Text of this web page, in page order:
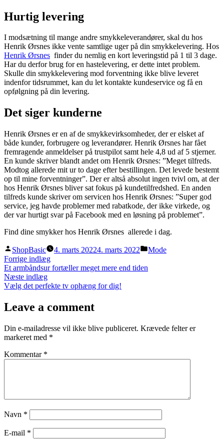
Hurtig levering
I modsætning til mange andre smykkeleverandører, skal du hos
Henrik Ørsnes ikke vente samtlige uger på din smykkelevering. Hos
Henrik Ørsnes finder du nemlig en kort leveringstid på 1 til 3 dage.
Har du derfor brug for en hastelevering, er dette intet problem.
Skulle din smykkelevering mod forventning ikke blive leveret
indenfor tidsrummet, kan du let kontakte kundeservice og få en
opfølgning på din levering.
Det siger kunderne
Henrik Ørsnes er en af de smykkevirksomheder, der er elsket af
både kunder, forbrugere og leverandører. Henrik Ørsnes har fået
fremragende anmeldelser på trustpilot samt hele 4,8 ud af 5 stjerner.
En kunde skriver blandt andet om Henrik Ørsnes: ”Meget tilfreds.
Modtog allerede mit ur to dage efter bestillingen. Det levede bestemt
op til mine forventninger”. Der er altså absolut ingen tvivl om, at der
hos Henrik Ørsnes bliver sat fokus på kundetilfredshed. En anden
tilfreds kunde skriver om servicen hos Henrik Ørsnes: ”Super god
service, jeg havde problemer med rabatkode, der ikke virkede, og
der var hurtigt svar på Facebook med en løsning på problemet”.
Find dine smykker hos Henrik Ørsnes allerede i dag.
Posted
by
ShopBasic 4. marts 20224. marts 2022
Posted
Mode
Indlægsnavigation
Forrige indlægPrevious
post:
Et armbåndsur fortæller meget mere end tiden
Næste indlægNext
post:
Vælg det perfekte tv ophæng for dig!
Leave a comment
Din e-mailadresse vil ikke blive publiceret. Krævede felter er
markeret med *
Kommentar *
Navn *
E-mail *